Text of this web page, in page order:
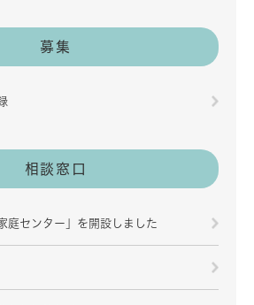
募集
相談窓口
庭センター」を開設しました